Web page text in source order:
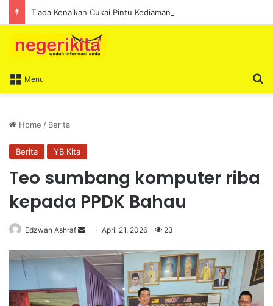
Menu
Home / Berita
Berita YB Kita
Teo sumbang komputer riba
kepada PPDK Bahau
Edzwan Ashraf
n
d
a
n
April 21, 2026 23